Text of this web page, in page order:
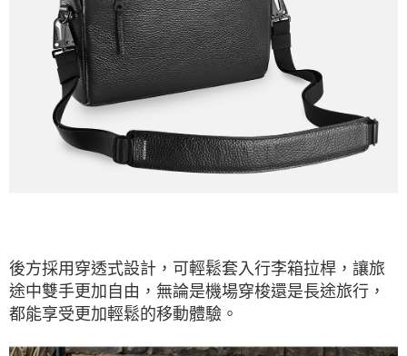
後方採用穿透式設計，可輕鬆套入行李箱拉桿，讓旅
途中雙手更加自由，無論是機場穿梭還是長途旅行，
都能享受更加輕鬆的移動體驗。